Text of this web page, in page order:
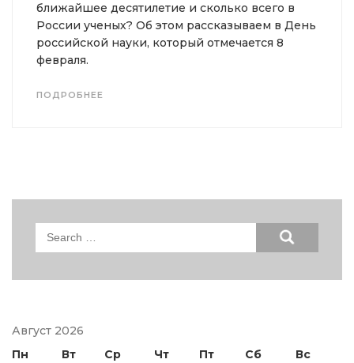
ближайшее десятилетие и сколько всего в
России ученых? Об этом рассказываем в День
российской науки, который отмечается 8
февраля.
ПОДРОБНЕЕ
Search
Август 2026
Пн
Вт Ср Чт Пт Сб
Вс